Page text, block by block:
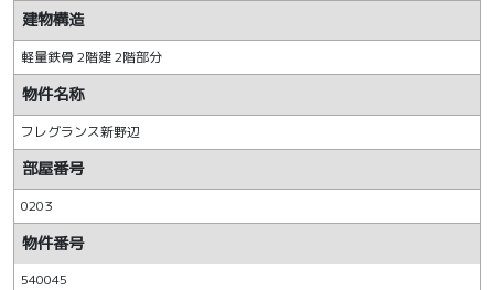
建物構造
軽量鉄骨 2階建 2階部分
物件名称
フレグランス新野辺
部屋番号
0203
物件番号
540045